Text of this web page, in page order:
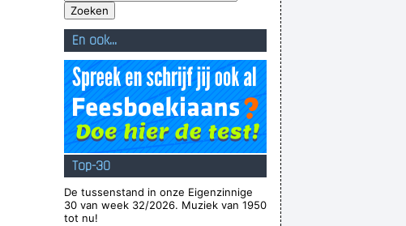
En ook...
Top-30
De tussenstand in onze Eigenzinnige
30 van week 32/2026. Muziek van 1950
tot nu!